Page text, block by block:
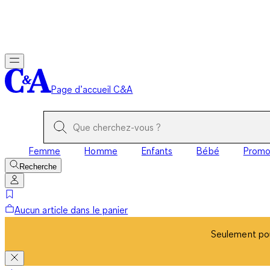
Page d’accueil C&A
Femme Homme Enfants Bébé Promo
Recherche
Aucun article dans le panier
Seulement